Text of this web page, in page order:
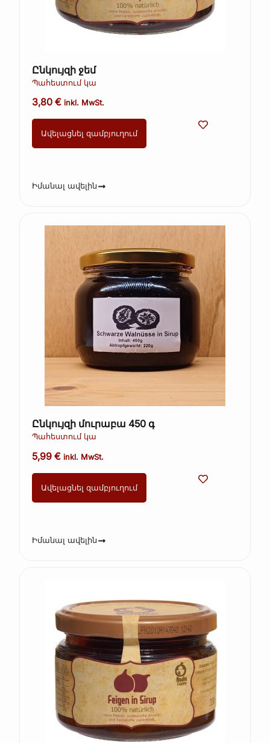
Ընկույզի ջեմ
Պահեստում կա
3,80€ inkl. MwSt.
Ավելացնել զամբյուղում
Իմանալ ավելին
Ընկույզի մուրաբա 450 գ
Պահեստում կա
5,99€ inkl. MwSt.
Ավելացնել զամբյուղում
Իմանալ ավելին